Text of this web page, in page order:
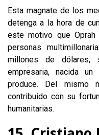
Esta magnate de los
detenga a la hora de
este motivo que
personas
millones de dólares,
empresaria, nacida
produce. Del mismo
contribuido con su
humanitarias.